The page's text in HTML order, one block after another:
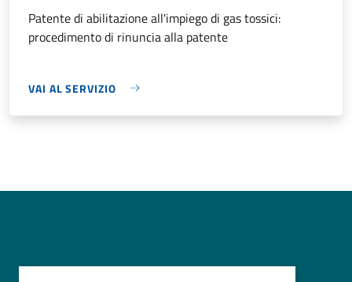
Patente di abilitazione all'impiego di gas tossici:
procedimento di rinuncia alla patente
VAI AL SERVIZIO